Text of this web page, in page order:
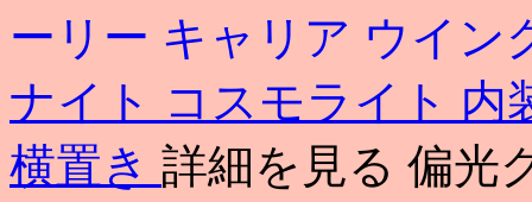
ーリー キャリア ウイン
ナイト コスモライト 内
横置き 詳細を見る 偏光